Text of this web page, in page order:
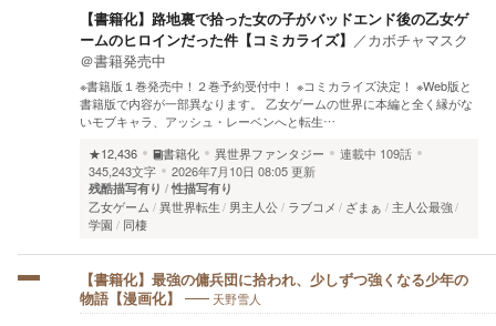
【書籍化】路地裏で拾った女の子がバッドエンド後の乙女ゲ
ームのヒロインだった件【コミカライズ】 ／カボチャマスク
＠書籍発売中
※書籍版１巻発売中！２巻予約受付中！ ※コミカライズ決定！ ※Web版と
書籍版で内容が一部異なります。 乙女ゲームの世界に本編と全く縁がな
いモブキャラ、アッシュ・レーベンへと転生…
★12,436
書籍化 異世界ファンタジー 連載中 109話
345,243文字
2026年7月10日 08:05 更新
残酷描写有り 性描写有り
乙女ゲーム 異世界転生 男主人公 ラブコメ ざまぁ
主人公最強
学園
同棲
【書籍化】最強の傭兵団に拾われ、少しずつ強くなる少年の
物語【漫画化】
天野雪人